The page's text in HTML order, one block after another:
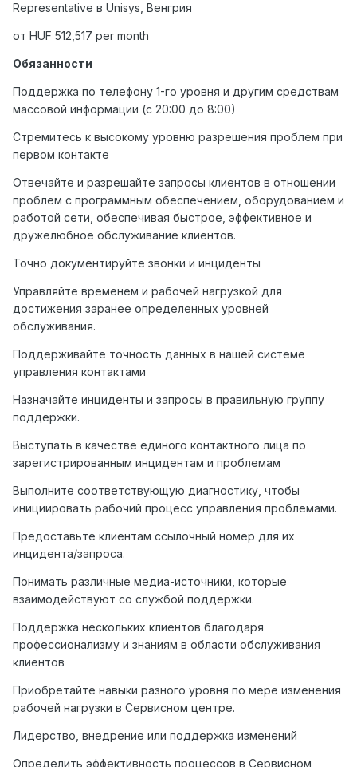
Representative в Unisys, Венгрия
от HUF 512,517 per month
Обязанности
Поддержка по телефону 1-го уровня и другим средствам
массовой информации (с 20:00 до 8:00)
Стремитесь к высокому уровню разрешения проблем при
первом контакте
Отвечайте и разрешайте запросы клиентов в отношении
проблем с программным обеспечением, оборудованием и
работой сети, обеспечивая быстрое, эффективное и
дружелюбное обслуживание клиентов.
Точно документируйте звонки и инциденты
Управляйте временем и рабочей нагрузкой для
достижения заранее определенных уровней
обслуживания.
Поддерживайте точность данных в нашей системе
управления контактами
Назначайте инциденты и запросы в правильную группу
поддержки.
Выступать в качестве единого контактного лица по
зарегистрированным инцидентам и проблемам
Выполните соответствующую диагностику, чтобы
инициировать рабочий процесс управления проблемами.
Предоставьте клиентам ссылочный номер для их
инцидента/запроса.
Понимать различные медиа-источники, которые
взаимодействуют со службой поддержки.
Поддержка нескольких клиентов благодаря
профессионализму и знаниям в области обслуживания
клиентов
Приобретайте навыки разного уровня по мере изменения
рабочей нагрузки в Сервисном центре.
Лидерство, внедрение или поддержка изменений
Определить эффективность процессов в Сервисном